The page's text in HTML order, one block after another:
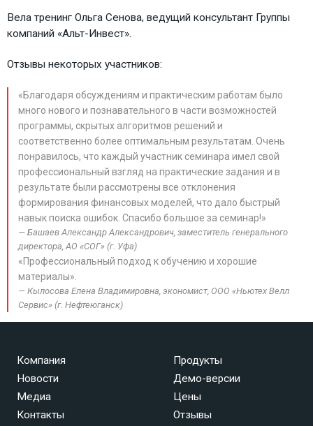
Вела тренинг Ольга Сенова, ведущий консультант Группы
компаний «Альт-Инвест».
Отзывы некоторых участников:
«Благодаря обсуждениям и практическим работам было
много нового и познавательного в части возможностей
программы, скрытых алгоритмов решений и
соответственно более оптимальным результатам. Очень
понравилось, что каждый участник семинара имел свой
профессиональный взгляд на практические задания и в
результате были рассмотрены все отклонения
формирования финансовых моделей, что дало быстрый
навык поиска ошибок. Спасибо большое за семинар!»
Башаев Александр Александрович, заместитель генерального
директора, АО «СОГ» (г. Уфа)
«Профессиональный подход к обучению и хорошие
материалы».
Кылосова Елена Владимировна, экономист, ООО «Ньютех Велл
Сервис» (г. Нефтеюганск)
Компания
Новости
Медиа
Контакты
Продукты
Демо-версии
Цены
Отзывы